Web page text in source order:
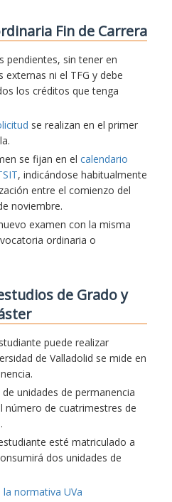
Fin de Carrera
pendientes, sin tener en
externas ni el TFG y debe
los créditos que tenga
se realizan en el primer
se fijan en el calendario
, indicándose habitualmente
entre el comienzo del
noviembre.
examen con la misma
ordinaria o
de Grado y
puede realizar
de Valladolid se mide en
unidades de permanencia
número de cuatrimestres de
esté matriculado a
dos unidades de
normativa UVa